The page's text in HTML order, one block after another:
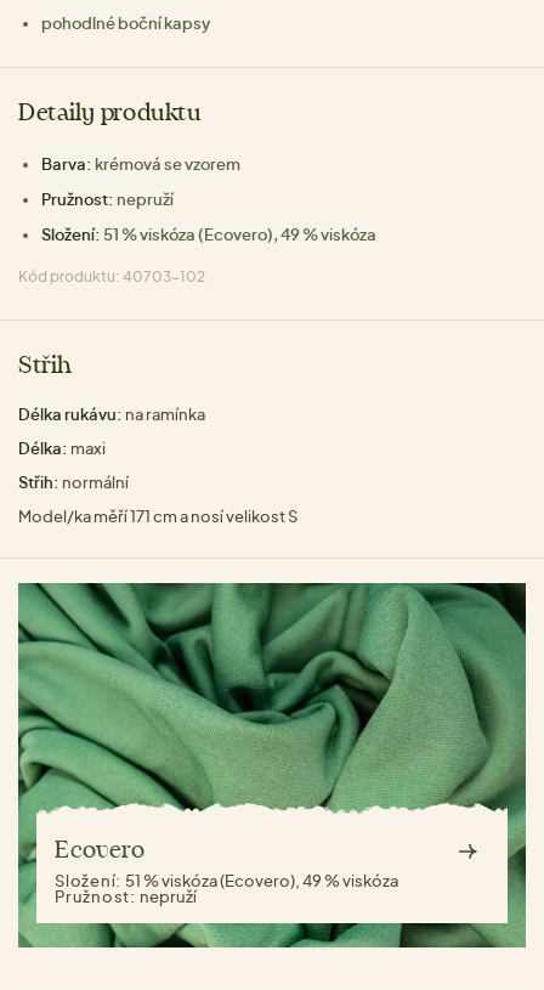
pohodlné boční kapsy
Detaily produktu
Barva: krémová se vzorem
Pružnost: nepruží
Složení: 51 % viskóza (Ecovero), 49 % viskóza
Kód produktu: 40703-102
Střih
Délka rukávu: na ramínka
Délka: maxi
Střih: normální
Model/ka měří 171 cm a nosí velikost S
Ecovero
Složení: 51 % viskóza (Ecovero), 49 % viskóza
Pružnost: nepruží